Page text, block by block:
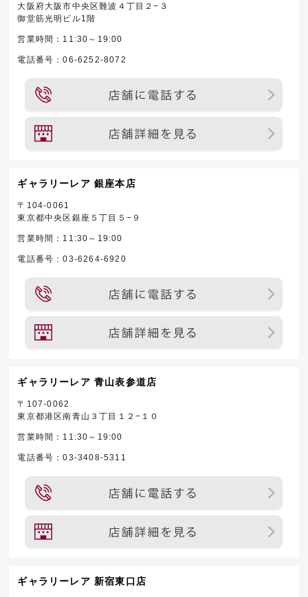
大阪府大阪市中央区難波４丁目２−３
御堂筋光明ビル1階
営業時間：11:30～19:00
電話番号：06-6252-8072
ギャラリーレア 銀座本店
〒104-0061
東京都中央区銀座５丁目５−９
営業時間：11:30～19:00
電話番号：03-6264-6920
ギャラリーレア 青山表参道店
〒107-0062
東京都港区南青山３丁目１２−１０
営業時間：11:30～19:00
電話番号：03-3408-5311
ギャラリーレア 新宿東口店